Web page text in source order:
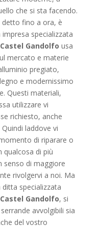
che si sta facendo.
fino a ora, è
specializzata
Gandolfo usa
mercato e materie
pregiato,
e modernissimo
Questi materiali,
utilizzare vi
richiesto, anche
laddove vi
di riparare o
qualcosa di più
senso di maggiore
rivolgervi a noi. Ma
specializzata
Gandolfo, si
avvolgibili sia
del vostro